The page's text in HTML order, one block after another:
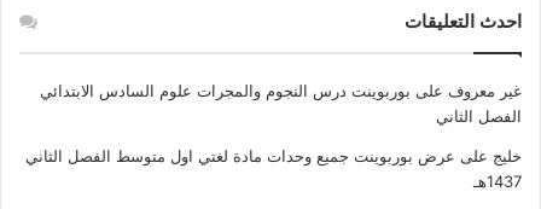
احدث التعليقات
غير معروف على بوربوينت درس النجوم والمجرات علوم السادس الابتدائي
الفصل الثاني
خليج على عرض بوربوينت جميع وحدات مادة لغتي اول متوسط الفصل الثاني
1437هـ